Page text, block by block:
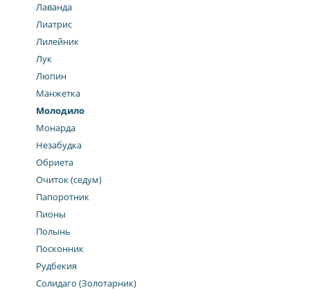
Лаванда
Лиатрис
Лилейник
Лук
Люпин
Манжетка
Молодило
Монарда
Незабудка
Обриета
Очиток (седум)
Папоротник
Пионы
Полынь
Посконник
Рудбекия
Солидаго (Золотарник)